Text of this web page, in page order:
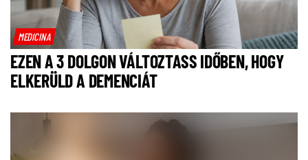
MEDICINA
EZEN A 3 DOLGON VÁLTOZTASS IDŐBEN, HOGY
ELKERÜLD A DEMENCIÁT